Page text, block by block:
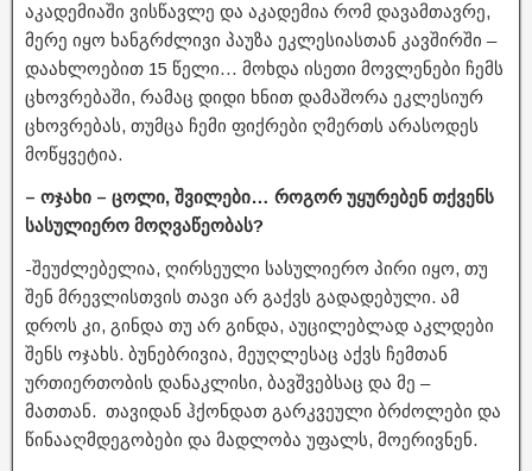
აკადემიაში ვისწავლე და აკადემია რომ დავამთავრე,
მერე იყო ხანგრძლივი პაუზა ეკლესიასთან კავშირში –
დაახლოებით 15 წელი… მოხდა ისეთი მოვლენები ჩემს
ცხოვრებაში, რამაც დიდი ხნით დამაშორა ეკლესიურ
ცხოვრებას, თუმცა ჩემი ფიქრები ღმერთს არასოდეს
მოწყვეტია.
– ოჯახი – ცოლი, შვილები… როგორ უყურებენ თქვენს
სასულიერო მოღვაწეობას?
-შეუძლებელია, ღირსეული სასულიერო პირი იყო, თუ
შენ მრევლისთვის თავი არ გაქვს გადადებული. ამ
დროს კი, გინდა თუ არ გინდა, აუცილებლად აკლდები
შენს ოჯახს. ბუნებრივია, მეუღლესაც აქვს ჩემთან
ურთიერთობის დანაკლისი, ბავშვებსაც და მე –
მათთან. თავიდან ჰქონდათ გარკვეული ბრძოლები და
წინააღმდეგობები და მადლობა უფალს, მოერივნენ.